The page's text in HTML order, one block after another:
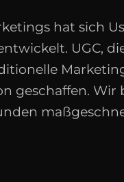
hat sich
UGC,
geschaffen. Wir